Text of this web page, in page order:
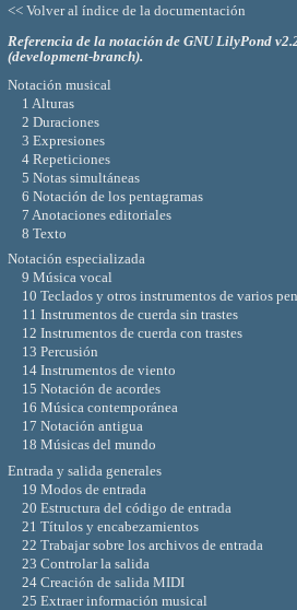
<< Volver al índice de la documentación
Referencia de la notación de GNU LilyPond
(development-branch).
Notación musical
1 Alturas
2 Duraciones
3 Expresiones
4 Repeticiones
5 Notas simultáneas
6 Notación de los pentagramas
7 Anotaciones editoriales
8 Texto
Notación especializada
9 Música vocal
10 Teclados y otros instrumentos de varios
11 Instrumentos de cuerda sin trastes
12 Instrumentos de cuerda con trastes
13 Percusión
14 Instrumentos de viento
15 Notación de acordes
16 Música contemporánea
17 Notación antigua
18 Músicas del mundo
Entrada y salida generales
19 Modos de entrada
20 Estructura del código de entrada
21 Títulos y encabezamientos
22 Trabajar sobre los archivos de entrada
23 Controlar la salida
24 Creación de salida MIDI
25 Extraer información musical